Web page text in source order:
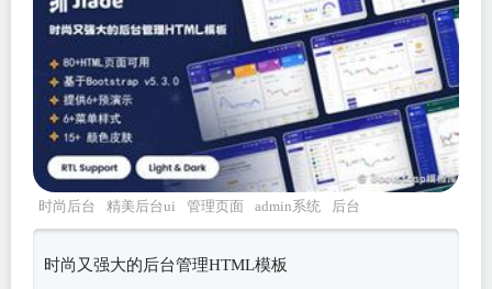
时尚后台 精美后台ui 管理页面 admin系统
后台
系统
时尚又强大的后台管理HTML模板